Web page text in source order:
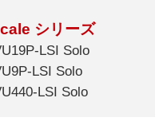
シリーズ
LSI Solo
LSI Solo
LSI Solo